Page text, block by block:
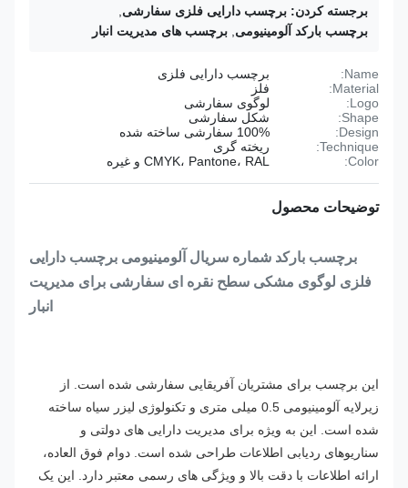
برجسته کردن: برچسب دارایی فلزی سفارشی,
برچسب بارکد آلومینیومی,برچسب های مدیریت انبار
Name:
برچسب دارایی فلزی
Material:
لوگوی سفارشی
Shape:
شکل سفارشی
Design:
100% سفارشی ساخته شده
Technique:
ریخته گری
Color:
CMYK، Pantone، RAL و غیره
توضیحات محصول
برچسب بارکد شماره سریال آلومینیومی برچسب دارایی
فلزی لوگوی مشکی سطح نقره ای سفارشی برای مدیریت
این برچسب برای مشتریان آفریقایی سفارشی شده است. از
زیرلایه آلومینیومی 0.5 میلی متری و تکنولوژی لیزر سیاه ساخته
شده است. این به ویژه برای مدیریت دارایی های دولتی و
سناریوهای ردیابی اطلاعات طراحی شده است. دوام فوق العاده،
ارائه اطلاعات با دقت بالا و ویژگی های رسمی معتبر دارد. این یک